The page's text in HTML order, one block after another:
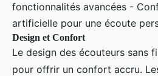
fonctionnalités avancées -
artificielle pour une écoute
Design et Confort
Le design des écouteurs sans
pour offrir un confort accru.